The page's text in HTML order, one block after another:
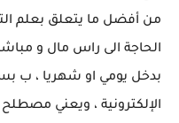
من أفضل ما يتعلق بعلم
الحاجة الى راس مال و
بدخل يومي او شهريا ، ب
الإلكترونية ، ويعني مصطلح